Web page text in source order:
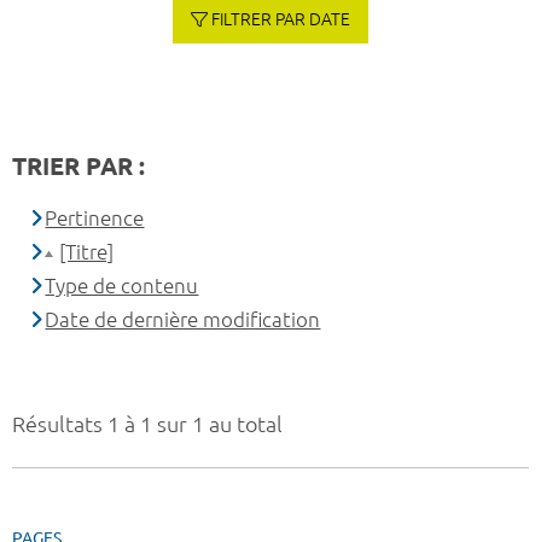
Résultats 1 à 1 sur 1 au total
FILTRER PAR DATE
TRIER PAR :
Pertinence
[Titre]
Type de contenu
Date de dernière modification